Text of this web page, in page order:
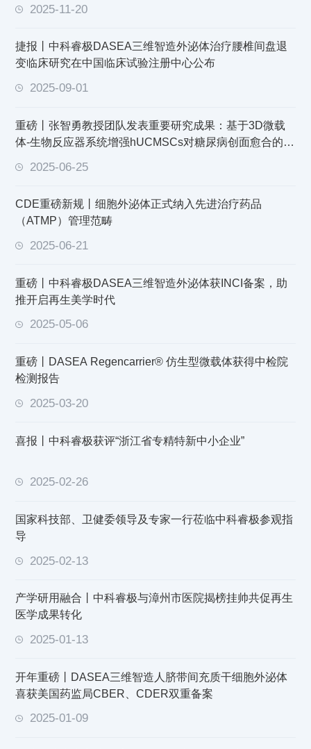
2025-11-20
捷报丨中科睿极DASEA三维智造外泌体治疗腰椎间盘退
变临床研究在中国临床试验注册中心公布
2025-09-01
重磅丨张智勇教授团队发表重要研究成果：基于3D微载
体-生物反应器系统增强hUCMSCs对糖尿病创面愈合的治
2025-06-25
CDE重磅新规丨细胞外泌体正式纳入先进治疗药品
（ATMP）管理范畴
2025-06-21
重磅丨中科睿极DASEA三维智造外泌体获INCI备案，助
推开启再生美学时代
2025-05-06
重磅丨DASEA Regencarrier® 仿生型微载体获得中检院
检测报告
2025-03-20
喜报丨中科睿极获评“浙江省专精特新中小企业”
2025-02-26
国家科技部、卫健委领导及专家一行莅临中科睿极参观指
导
2025-02-13
产学研用融合丨中科睿极与漳州市医院揭榜挂帅共促再生
医学成果转化
2025-01-13
开年重磅丨DASEA三维智造人脐带间充质干细胞外泌体
喜获美国药监局CBER、CDER双重备案
2025-01-09